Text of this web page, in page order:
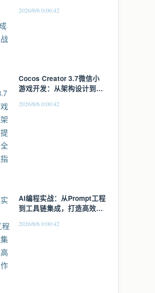
2026/8/6 0:00:42
Cocos Creator 3.7微信小
游戏开发：从架构设计到提
2026/8/6 0:00:42
AI编程实战：从Prompt工程
到工具链集成，打造高效开
2026/8/6 0:00:42